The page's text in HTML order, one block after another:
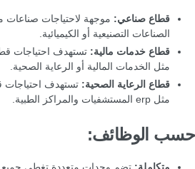
قطاع صناعي: موجهة لاحتياجات صناعات
الصناعات التصنيعية أو الكيميائية.
قطاع خدمات مالية: تستهدف احتياجات
مثل الخدمات المالية أو الرعاية الصحية.
قطاع الرعاية الصحية: تستهدف احتياجات
مثل erp المستشفيات والمراكز الطبية.
حسب الوظائف: